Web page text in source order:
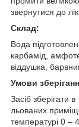
звернутися до
Склад:
Вода
карбамід,
віддушка,
Умови
Засіб зберігати
льованих
температурі 0 –